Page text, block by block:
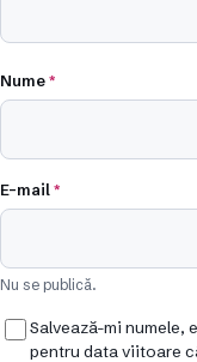
Nume*
E-mail*
Nu se publică.
Salvează-mi numele,
pentru data viitoare